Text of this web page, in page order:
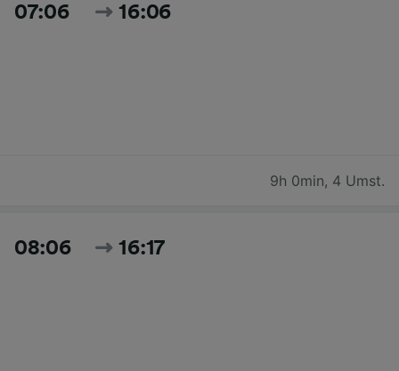
07:06 16:06
9h 0min, 4 Umst.
08:06 16:17